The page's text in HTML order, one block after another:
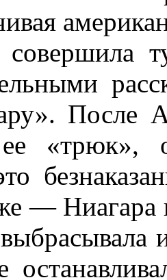
совершила
После
ее «трюк»,
— Ниагара